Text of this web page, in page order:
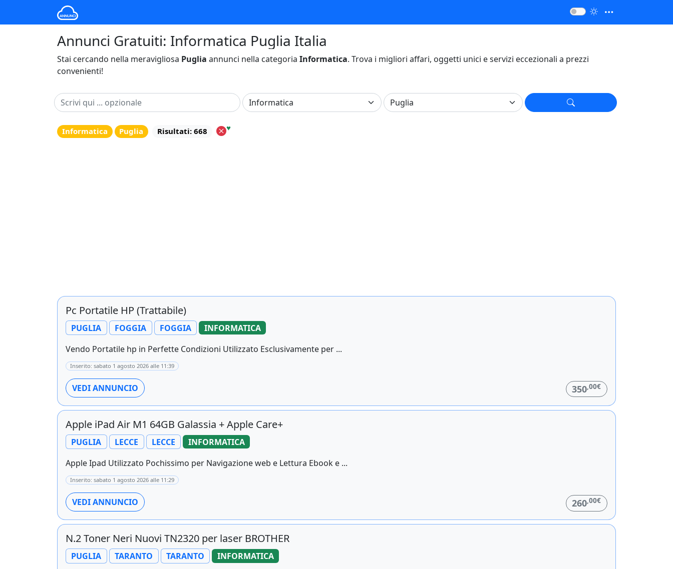
Annunci Gratuiti: Informatica Puglia Italia
Stai cercando nella meravigliosa Puglia annunci nella categoria Informatica. Trova i migliori affari, oggetti unici e servizi eccezionali a prezzi
convenienti!
Informatica Puglia Risultati: 668 ♥
Pc Portatile HP (Trattabile)
PUGLIA FOGGIA FOGGIA
INFORMATICA
Vendo Portatile hp in Perfette Condizioni Utilizzato Esclusivamente per ...
Inserito: sabato 1 agosto 2026 alle 11:39
VEDI ANNUNCIO 350,00€
Apple iPad Air M1 64GB Galassia + Apple Care+
PUGLIA LECCE LECCE
INFORMATICA
Apple Ipad Utilizzato Pochissimo per Navigazione web e Lettura Ebook e ...
Inserito: sabato 1 agosto 2026 alle 11:29
VEDI ANNUNCIO 260,00€
N.2 Toner Neri Nuovi TN2320 per laser BROTHER
PUGLIA TARANTO TARANTO
INFORMATICA